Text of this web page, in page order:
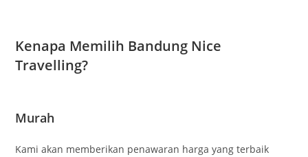
Kenapa Memilih Bandung Nice
Travelling?
Murah
Kami akan memberikan penawaran harga yang terbaik